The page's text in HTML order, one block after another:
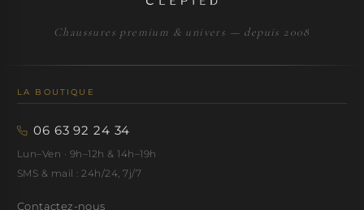
Chaussures premium & univers — depuis 2008
LA BOUTIQUE
06 63 92 24 34
Lun–Ven · 9h–12h & 14h–19h
SMS & mail : 24h/24, 7j/7
Contactez-nous